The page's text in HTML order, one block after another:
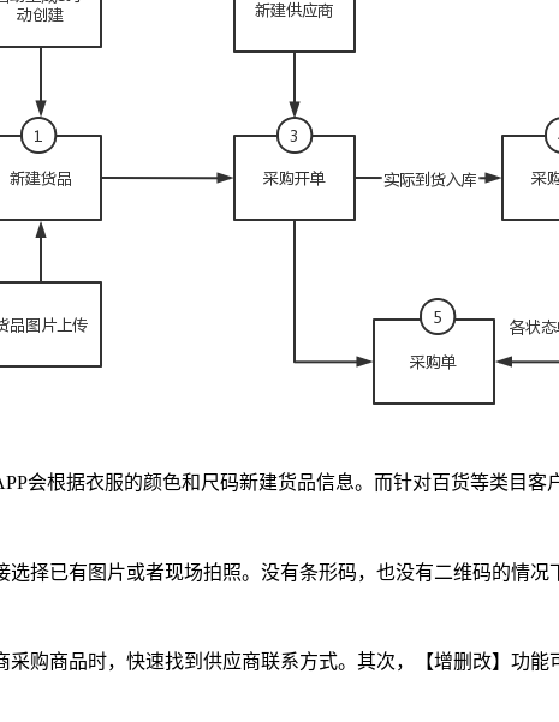
会根据衣服的颜色和尺码新建货品信息。而针对百货等类目客
择已有图片或者现场拍照。没有条形码，也没有二维码的情
购商品时，快速找到供应商联系方式。其次，【增删改】功能